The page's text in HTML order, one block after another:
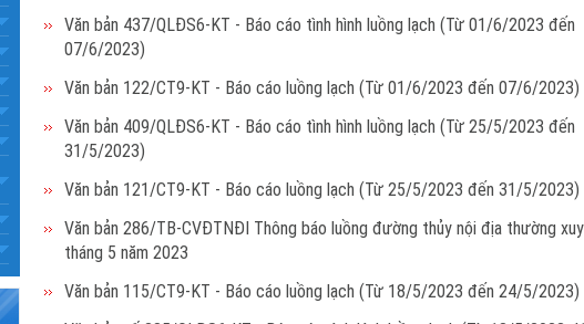
Văn bản 437/QLĐS6-KT - Báo cáo tình hình luồng lạch (Từ 01/6/2023 đến
07/6/2023)
Văn bản 122/CT9-KT - Báo cáo luồng lạch (Từ 01/6/2023 đến 07/6/2023)
Văn bản 409/QLĐS6-KT - Báo cáo tình hình luồng lạch (Từ 25/5/2023 đến
31/5/2023)
Văn bản 121/CT9-KT - Báo cáo luồng lạch (Từ 25/5/2023 đến 31/5/2023)
Văn bản 286/TB-CVĐTNĐI Thông báo luồng đường thủy nội địa thường
tháng 5 năm 2023
Văn bản 115/CT9-KT - Báo cáo luồng lạch (Từ 18/5/2023 đến 24/5/2023)